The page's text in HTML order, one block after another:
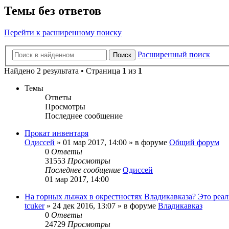
Темы без ответов
Перейти к расширенному поиску
Поиск
Расширенный поиск
Найдено 2 результата • Страница 1 из 1
Темы
Ответы
Просмотры
Последнее сообщение
Прокат инвентаря
Одиссей » 01 мар 2017, 14:00 » в форуме Общий форум
0 Ответы
31553 Просмотры
Последнее сообщение Одиссей
01 мар 2017, 14:00
На горных лыжах в окрестностях Владикавказа? Это
tcuker» 24 дек 2016, 13:07 » в форуме Владикавказ
0 Ответы
24729 Просмотры